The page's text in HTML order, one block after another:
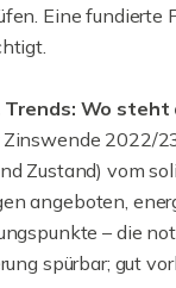
Eine fundierte
Trends: Wo steht
Zinswende 2022/
Zustand) vom
angeboten,
– die
spürbar; gut